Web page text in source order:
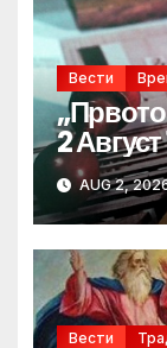
Вести
2
AUG 2,
Вести